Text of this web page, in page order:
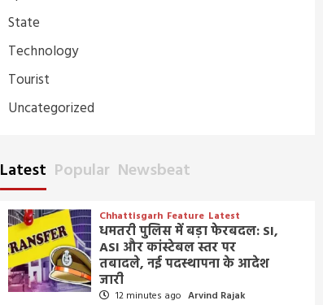
State
Technology
Tourist
Uncategorized
Latest Popular Newsbeat
Chhattisgarh Feature Latest
धमतरी पुलिस में बड़ा फेरबदल: SI,
ASI और कांस्टेबल स्तर पर
तबादले, नई पदस्थापना के आदेश
जारी
12 minutes ago Arvind Rajak